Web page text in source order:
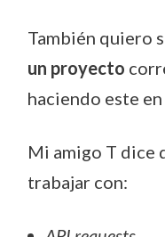
También quiero
un proyecto
haciendo este
Mi amigo T dice
trabajar con: